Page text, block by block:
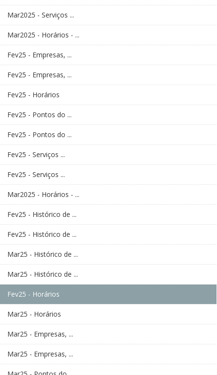
Mar2025 - Serviços ...
Mar2025 - Horários - ...
Fev25 - Empresas, ...
Fev25 - Empresas, ...
Fev25 - Horários
Fev25 - Pontos do ...
Fev25 - Pontos do ...
Fev25 - Serviços ...
Fev25 - Serviços ...
Mar2025 - Horários - ...
Fev25 - Histórico de ...
Fev25 - Histórico de ...
Mar25 - Histórico de ...
Mar25 - Histórico de ...
Fev25 - Horários
Mar25 - Horários
Mar25 - Empresas, ...
Mar25 - Empresas, ...